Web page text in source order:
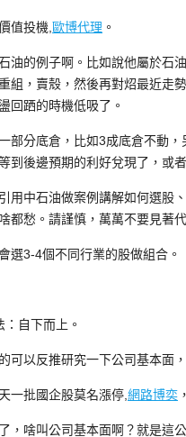
投機, 歐博代理 。
的例子啊。比如說他屬於石
組，賣殼，然後再對炤最近走
回跴的時機低吸了。
分底倉，比如3成底倉不動，
到後邊預期的利好兌現了，或
中石油做案例講解如何選股
都愁。請謹慎，萬萬不要見著
3-4個不同行業的股做組合。
自下而上。
以反推研究一下公司基本面
批國企股莫名漲停, 網路博奕
啥叫公司基本面啊？就是這